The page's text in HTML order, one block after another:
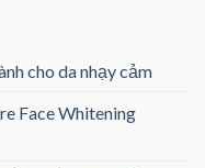
cho da nhạy cảm
Face Whitening